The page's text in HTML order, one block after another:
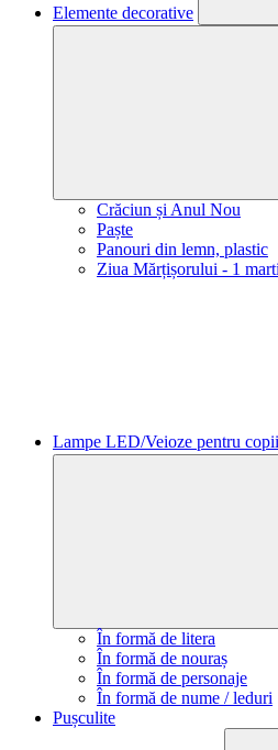
Elemente decorative
Crăciun și Anul Nou
Paște
Panouri din lemn, plastic
Ziua Mărțișorului - 1
Lampe LED/Veioze pentru copii
În formă de litera
În formă de nouraș
În formă de personaje
În formă de nume / leduri
Pușculite